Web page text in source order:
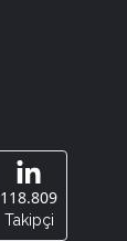
118.809
Takipçi